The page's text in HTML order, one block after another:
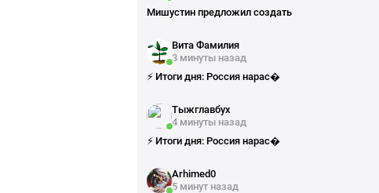
Мишустин предложил создать
Вита Фамилия
3 минуты назад
⚡️ Итоги дня: Россия нарас�
Тыжглавбух
4 минуты назад
⚡️ Итоги дня: Россия нарас�
Arhimed0
5 минут назад